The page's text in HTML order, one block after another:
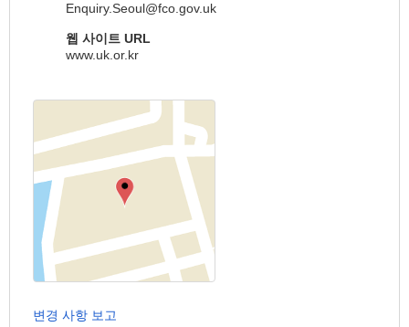
Enquiry.Seoul@fco.gov.uk
웹 사이트 URL
www.uk.or.kr
변경 사항 보고